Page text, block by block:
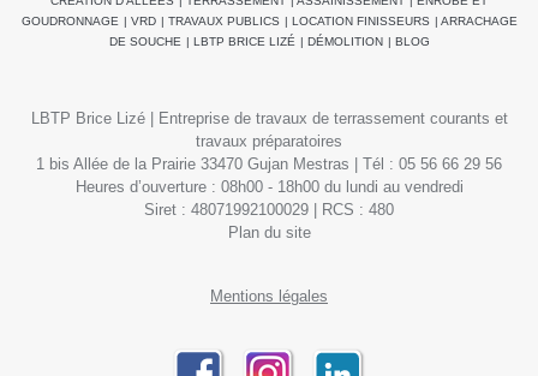
?
entreprise
GOUDRONNAGE | VRD | TRAVAUX PUBLICS | LOCATION FINISSEURS | ARRACHAGE
DE SOUCHE | LBTP BRICE LIZÉ | DÉMOLITION | BLOG
LBTP Brice Lizé | Entreprise de travaux de terrassement courants et
travaux préparatoires
1 bis Allée de la Prairie 33470 Gujan Mestras | Tél : 05 56 66 29 56
Heures d’ouverture : 08h00 - 18h00 du lundi au vendredi
Siret : 48071992100029 | RCS : 480
Plan du site
Mentions légales